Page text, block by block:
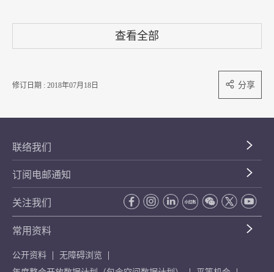
查看全部
修订日期 : 2018年07月18日 分享
联络我们
订阅电邮通知
关注我们
常用资料
公开资料
无障碍浏览